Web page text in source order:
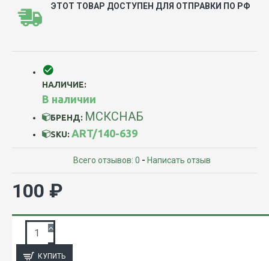
ЭТОТ ТОВАР ДОСТУПЕН ДЛЯ ОТПРАВКИ ПО РФ
НАЛИЧИЕ:
В наличии
БРЕНД: МСКСНАБ
SKU: ART/140-639
Всего отзывов: 0 - Написать отзыв
100 ₽
КУПИТЬ